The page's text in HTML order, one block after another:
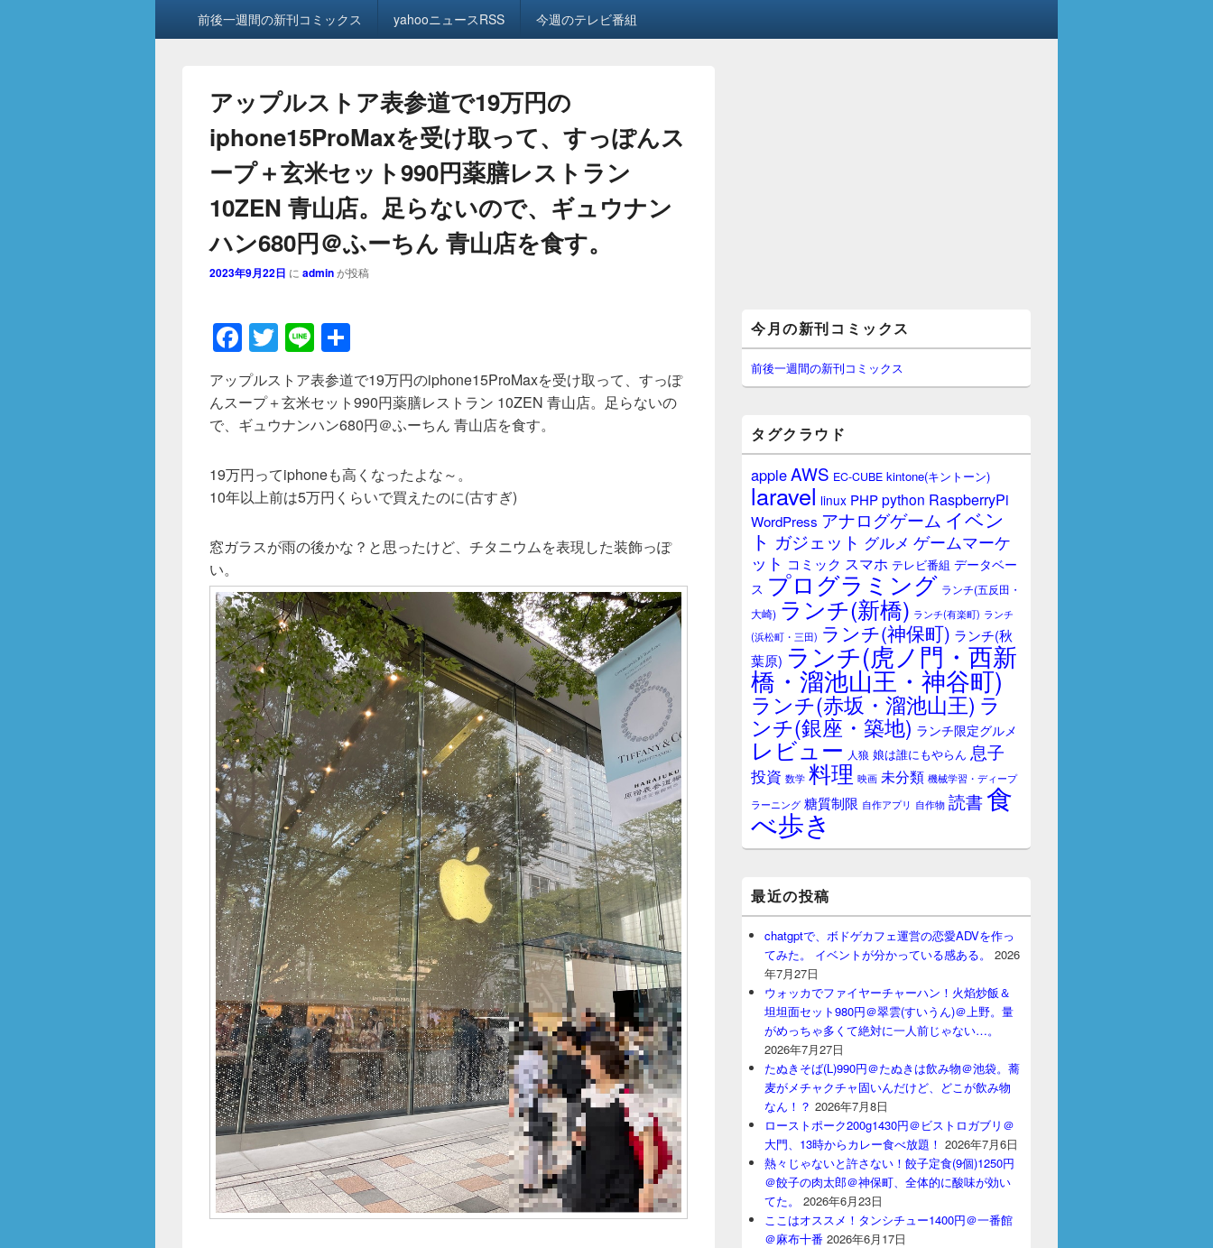
前後一週間の新刊コミックス yahooニュースRSS 今週のテレビ番組
アップルストア表参道で19万円の
iphone15ProMaxを受け取って、すっぽんス
ープ＋玄米セット990円薬膳レストラン
10ZEN 青山店。足らないので、ギュウナン
ハン680円＠ふーちん 青山店を食す。
2023年9月22日 に adminが投稿
F
a
c
e
o
o
k
T
wi
tt
er
Li
n
e
有
アップルストア表参道で19万円のiphone15ProMaxを受け取って、すっぽ
んスープ＋玄米セット990円薬膳レストラン 10ZEN 青山店。足らないの
で、ギュウナンハン680円＠ふーちん 青山店を食す。
19万円ってiphoneも高くなったよな～。
10年以上前は5万円くらいで買えたのに(古すぎ)
窓ガラスが雨の後かな？と思ったけど、チタニウムを表現した装飾っぽ
い。
イ
ン
サ
イ
ー
ジ
ッ
ト
今月の新刊コミックス
前後一週間の新刊コミックス
タグクラウド
appleAWS EC-CUBE kintone(キントーン)
laravel linux PHPpython RaspberryPi
WordPress アナログゲーム イベン
ト ガジェット グルメ ゲームマーケ
ット コミック スマホ テレビ番組 データベー
ス プログラミング ランチ(五反田・
大崎) ランチ(新橋) ランチ(有楽町) ランチ
(浜松町・三田) ランチ(神保町) ランチ(秋
葉原) ランチ(虎ノ門・西新
橋・溜池山王・神谷町)
ランチ(赤坂・溜池山王) ラ
ンチ(銀座・築地) ランチ限定グルメ
レビュー 人狼 娘は誰にもやらん 息子
投資 数学 料理 映画 未分類 機械学習・ディープ
ラーニング 糖質制限 自作アプリ 自作物 読書食
べ歩き
最近の投稿
chatgptで、ボドゲカフェ運営の恋愛ADVを作っ
てみた。 イベントが分かっている感ある。
2026
年7月27日
ウォッカでファイヤーチャーハン！火焰炒飯＆
坦坦面セット980円＠翠雲(すいうん)＠上野。量
がめっちゃ多くて絶対に一人前じゃない…。
2026年7月27日
たぬきそば(L)990円＠たぬきは飲み物＠池袋。蕎
麦がメチャクチャ固いんだけど、どこが飲み物
なん！？ 2026年7月8日
ローストポーク200g1430円＠ビストロガブリ＠
大門、13時からカレー食べ放題！ 2026年7月6日
熱々じゃないと許さない！餃子定食(9個)1250円
＠餃子の肉太郎＠神保町、全体的に酸味が効い
てた。
2026年6月23日
ここはオススメ！タンシチュー1400円＠一番館
＠麻布十番 2026年6月17日